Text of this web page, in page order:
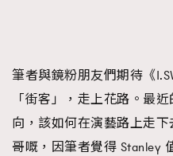
筆者與鏡粉朋友們期待《
「街客」，走上花路。最
向，該如何在演藝路上走
哥嘅，因筆者覺得 Stanley